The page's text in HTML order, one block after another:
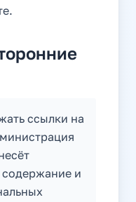
ссылки на
содержание и